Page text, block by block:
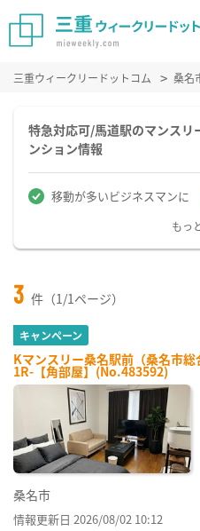
三重ウィークリードットコム 桑名
特急対応可/馬道駅のマンスリ
ンション情報
移動が多いビジネスマンに
もっ
3 件（1/1ページ）
キャンペーン
Kマンスリー桑名駅前（桑名市総
1R-【角部屋】(No.483592)
桑名市
情報更新日 2026/08/02 10:12